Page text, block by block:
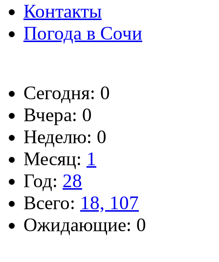
Контакты
Погода в Сочи
Сегодня: 0
Вчера: 0
Неделю: 0
Месяц: 1
Год: 28
Всего: 18, 107
Ожидающие: 0